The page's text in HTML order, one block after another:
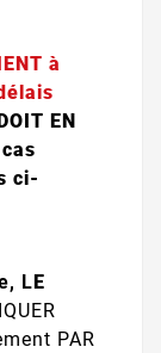
à
EN
ci-
L E
PAR